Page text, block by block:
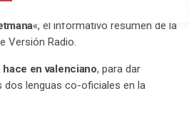
«, el informativo resumen de la
Versión Radio.
hace en valenciano, para dar
dos lenguas co-oficiales en la